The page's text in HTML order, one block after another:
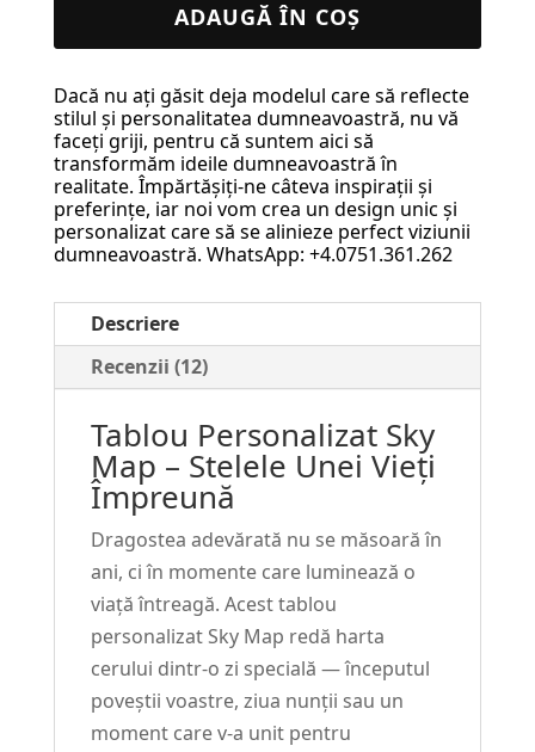
Personalizat
–
Stelele
Unei
Vieți
Împreună
#85
ADAUGĂ ÎN COȘ
Dacă nu ați găsit deja modelul care să reflecte
stilul și personalitatea dumneavoastră, nu vă
faceți griji, pentru că suntem aici să
transformăm ideile dumneavoastră în
realitate. Împărtășiți-ne câteva inspirații și
preferințe, iar noi vom crea un design unic și
personalizat care să se alinieze perfect viziunii
dumneavoastră. WhatsApp: +4.0751.361.262
Descriere
Recenzii (12)
Tablou Personalizat Sky
Map – Stelele Unei Vieți
Împreună
Dragostea adevărată nu se măsoară în
ani, ci în momente care luminează o
viață întreagă. Acest tablou
personalizat Sky Map redă harta
cerului dintr-o zi specială — începutul
poveștii voastre, ziua nunții sau un
moment care v-a unit pentru